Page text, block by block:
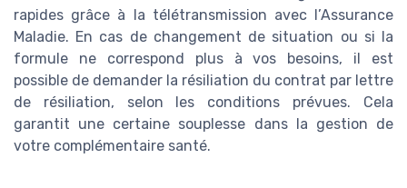
rapides grâce à la télétransmission avec l’Assurance
Maladie. En cas de changement de situation ou si la
formule ne correspond plus à vos besoins, il est
possible de demander la résiliation du contrat par lettre
de résiliation, selon les conditions prévues. Cela
garantit une certaine souplesse dans la gestion de
votre complémentaire santé.